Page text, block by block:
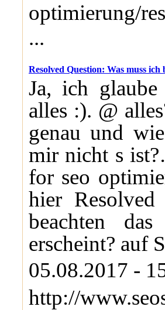
optimierung/
...
Resolved Question: Was muss ich
Ja, ich
alles :). @
genau und
mir nicht s
for seo
hier
beachten
erscheint? auf
05.08.2017 -
http://